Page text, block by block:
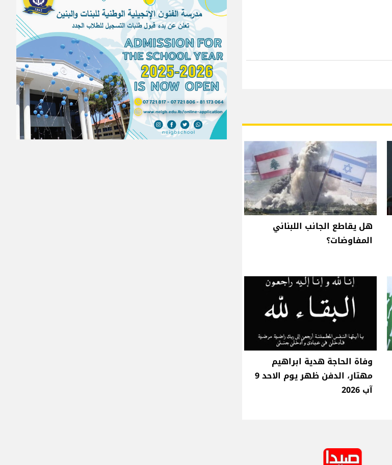
هل يقاطع الجانب اللبناني
المفاوضات؟
وفاة الحاجة هدية ابراهيم
مهتار، الدفن ظهر يوم الاحد 9
آب 2026